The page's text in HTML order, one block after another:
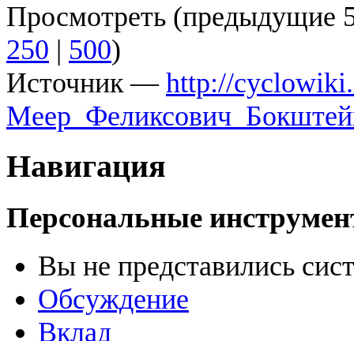
Просмотреть (предыдущие
250 | 500)
Источник — http://
Навигация
Персональные
Вы не представились
Обсуждение
Вклад